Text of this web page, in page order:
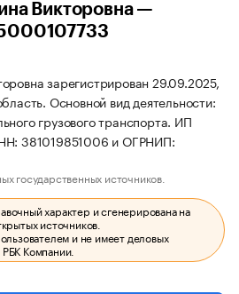
Викторовна —
зарегистрирован 29.09.2025,
Основной вид деятельности:
грузового транспорта. ИП
381019851006 и ОГРНИП:
государственных источников.
характер и сгенерирована на
источников.
и не имеет деловых
Компании.